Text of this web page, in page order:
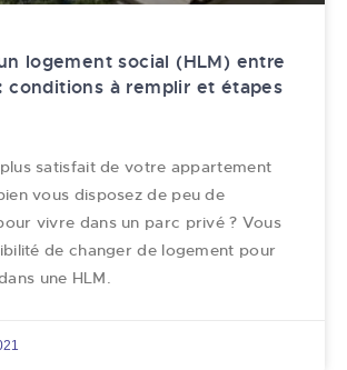
logement social (HLM) entre
conditions à remplir et étapes
plus satisfait de votre appartement
vous disposez de peu de
vivre dans un parc privé ? Vous
de changer de logement pour
une HLM.